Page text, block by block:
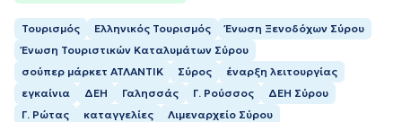
Τουρισμός Ελληνικός Τουρισμός
Ένωση Ξενοδόχων Σύρου
Ένωση Τουριστικών Καταλυμάτων Σύρου
σούπερ μάρκετ ΑΤΛΑΝΤΙΚ
Σύρος
έναρξη λειτουργίας
εγκαίνια
ΔΕΗ Γαλησσάς Γ. Ρούσσος
ΔΕΗ Σύρου
Γ. Ρώτας
καταγγελίες
Λιμεναρχείο Σύρου